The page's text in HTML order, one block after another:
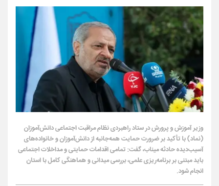
وزیر آموزش و پرورش در ستاد راهبردی نظام مراقبت اجتماعی دانش‌آموزان
(نماد) با تأکید بر ضرورت حمایت همه‌جانبه از دانش‌آموزان و خانواده‌های
آسیب‌دیده حادثه میناب، گفت: تمامی اقدامات حمایتی و مداخلات اجتماعی
باید مبتنی بر برنامه‌ریزی علمی، بررسی میدانی و هماهنگی کامل با استان
انجام شود.